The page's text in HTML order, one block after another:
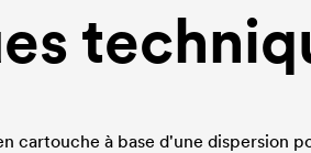
cartouche à base d'une dispersion